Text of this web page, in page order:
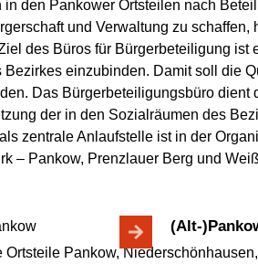
den Pankower Ortsteilen nach
und Verwaltung zu
des Büros für Bürgerbeteiligung
einzubinden. Damit soll die
Das Bürgerbeteiligungsbüro
der in den Sozialräumen des
zentrale Anlaufstelle ist in der
– Pankow, Prenzlauer Berg und
(Alt-
Ortsteile Pankow,